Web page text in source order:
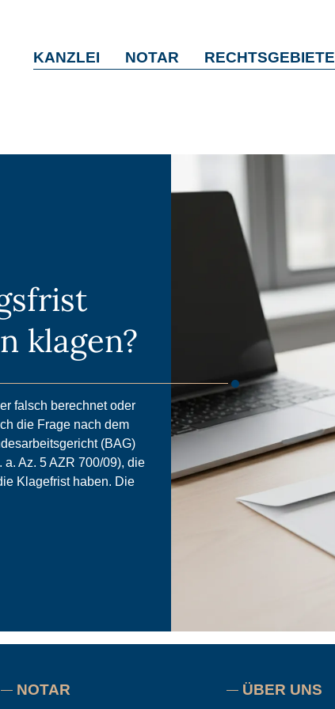
KANZLEI NOTAR RECHTSGEBIETE
klagen?
falsch berechnet oder
die Frage nach dem
(BAG)
Az. 5 AZR 700/09), die
Klagefrist haben. Die
NOTAR ÜBER UNS